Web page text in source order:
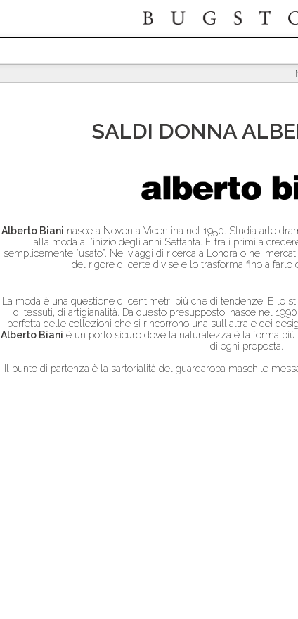
SALDI DONNA
Alberto Biani nasce a Noventa Vicentina nel 1950. Studia arte
alla moda all'inizio degli anni Settanta. È tra i primi a
semplicemente "usato". Nei viaggi di ricerca a Londra o nei
del rigore di certe divise e lo trasforma fino a farlo
La moda è una questione di centimetri più che di tendenze. E lo
di tessuti, di artigianalità. Da questo presupposto, nasce nel
perfetta delle collezioni che si rincorrono una sull'altra e dei
Alberto Biani è un porto sicuro dove la naturalezza è la forma
di ogni proposta.
Il punto di partenza è la sartorialità del guardaroba maschile